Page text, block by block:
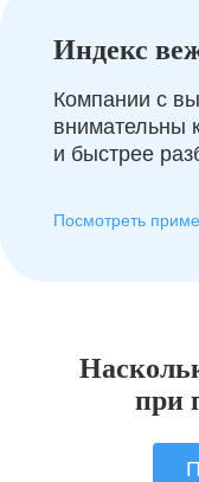
Индекс
Компании с
внимательны
и быстрее
Посмотреть
при